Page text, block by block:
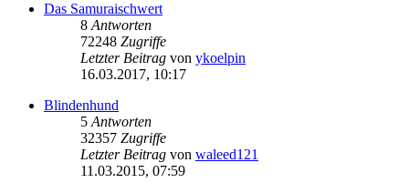
Das Samuraischwert
8 Antworten
72248 Zugriffe
Letzter Beitrag von ykoelpin
16.03.2017, 10:17
Blindenhund
5 Antworten
32357 Zugriffe
Letzter Beitrag von waleed121
11.03.2015, 07:59